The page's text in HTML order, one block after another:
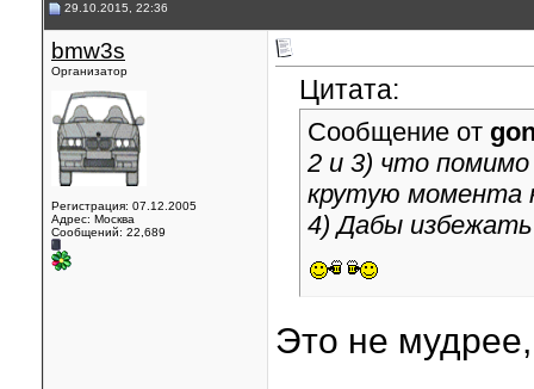
29.10.2015, 22:36
bmw3s
Организатор
Регистрация: 07.12.2005
Адрес: Москва
Сообщений: 22,689
Цитата:
Сообщение от
2 и 3) что
крутую момента
4) Дабы
Это не